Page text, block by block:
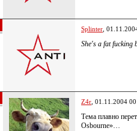
Splinter ,
She's a fat fucking
Z4r , 01.11.2004
Тема плавно
Osbourne»…